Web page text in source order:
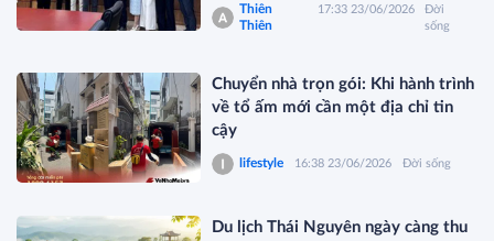
Thiên
Thiên
17:33 23/06/2026
Đời
sống
Chuyển nhà trọn gói: Khi hành trình
về tổ ấm mới cần một địa chỉ tin
cậy
lifestyle 16:38 23/06/2026 Đời sống
Du lịch Thái Nguyên ngày càng thu